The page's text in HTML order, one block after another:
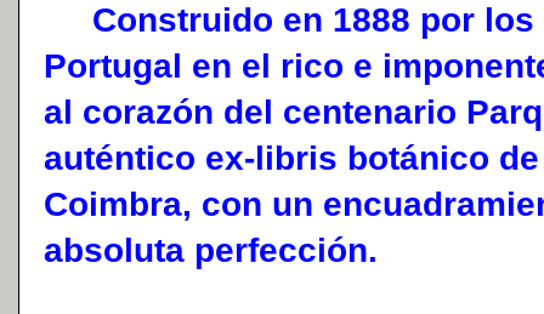
Construido en 1888 por los
Portugal en el rico e
al corazón del centenario
auténtico ex-libris botánico
Coimbra, con un
absoluta perfección.